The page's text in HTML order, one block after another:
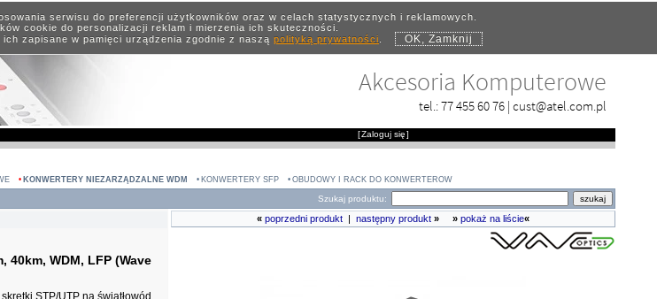
serwisu do preferencji użytkowników oraz w celach statystycznych i reklamowych.
cookie do personalizacji reklam i mierzenia ich skuteczności.
zapisane w pamięci urządzenia zgodnie z naszą polityką prywatności. OK, Zamknij
Akcesoria Komputerowe
tel.:77 455 60 76 | cust@atel.com.pl
[Zaloguj się]
KONWERTERY NIEZARZĄDZALNE WDM KONWERTERY SFP OBUDOWY I RACK DO KONWERTERÓW
Szukaj produktu:
40km, WDM, LFP (Wave
« poprzedni produkt następny produkt » » pokaż na liście«